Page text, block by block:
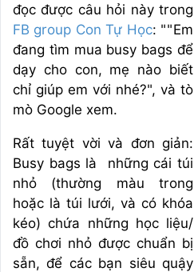
đọc được câu hỏi này trong
FB group Con Tự Học: ""Em
đang tìm mua busy bags để
dạy cho con, mẹ nào biết
chỉ giúp em với nhé?", và tò
mò Google xem.
Rất tuyệt vời và đơn giản:
Busy bags là những cái túi
nhỏ (thường màu trong
hoặc là túi lưới, và có khóa
kéo) chứa những học liệu/
đồ chơi nhỏ được chuẩn bị
sẵn, để các bạn siêu quậy